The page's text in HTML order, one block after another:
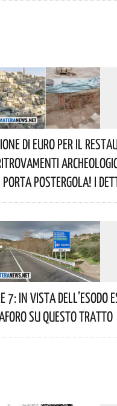
Di Euro Per Il
Porta Postergola! I
In Vista Dell’esodo
Su Questo Tratto